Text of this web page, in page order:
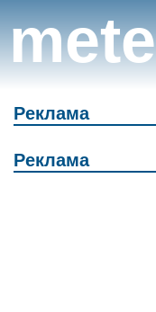
Реклама
Реклама